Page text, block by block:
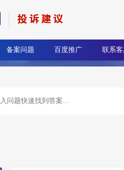
备案问题 百度推广 联系